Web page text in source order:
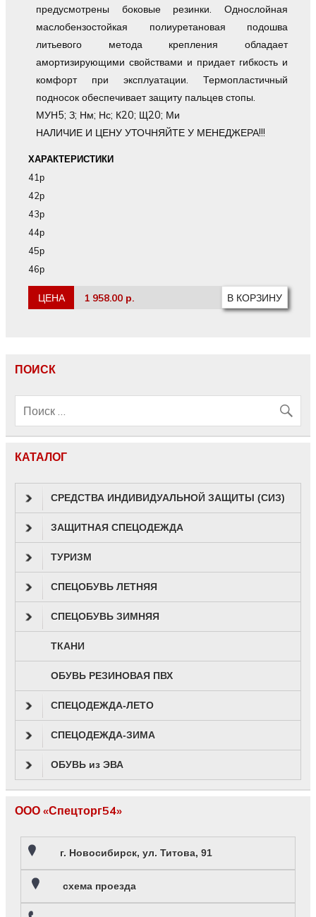
предусмотрены боковые резинки. Однослойная
маслобензостойкая полиуретановая подошва
литьевого метода крепления обладает
амортизирующими свойствами и придает гибкость и
комфорт при эксплуатации. Термопластичный
подносок обеспечивает защиту пальцев стопы.
МУН5; З; Нм; Нс; К20; Щ20; Ми
НАЛИЧИЕ И ЦЕНУ УТОЧНЯЙТЕ У МЕНЕДЖЕРА!!!
ХАРАКТЕРИСТИКИ
41р
42р
43р
44р
45р
46р
ЦЕНА 1 958.00 р.
ПОИСК
КАТАЛОГ
СРЕДСТВА ИНДИВИДУАЛЬНОЙ ЗАЩИТЫ (СИЗ)
ЗАЩИТНАЯ СПЕЦОДЕЖДА
ТУРИЗМ
СПЕЦОБУВЬ ЛЕТНЯЯ
СПЕЦОБУВЬ ЗИМНЯЯ
ТКАНИ
ОБУВЬ РЕЗИНОВАЯ ПВХ
СПЕЦОДЕЖДА-ЛЕТО
СПЕЦОДЕЖДА-ЗИМА
ОБУВЬ из ЭВА
ООО «Спецторг54»
г. Новосибирск, ул. Титова, 91
схема проезда